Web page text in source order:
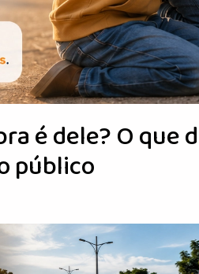
é dele? O que
público